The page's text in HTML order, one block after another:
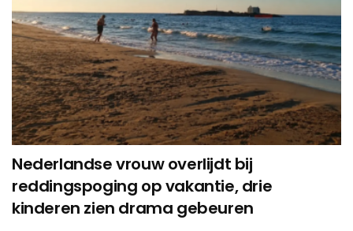
Nederlandse vrouw overlijdt bij
reddingspoging op vakantie, drie
kinderen zien drama gebeuren